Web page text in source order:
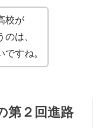
校が
は、
すね。
第２回進路